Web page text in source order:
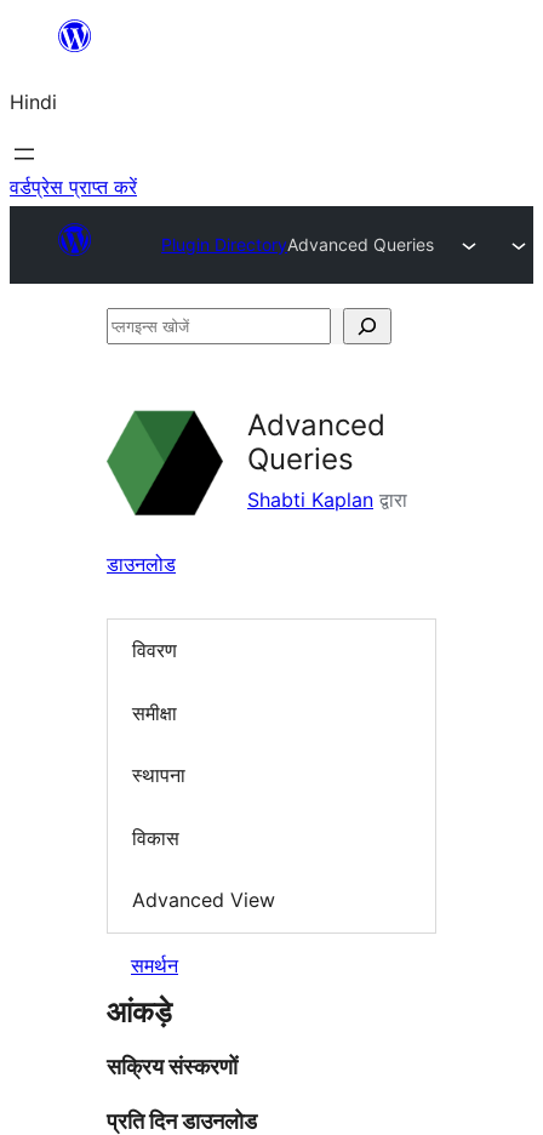
सामग्री
जाएं
Hindi
वर्डप्रेस प्राप्त करें
Plugin DirectoryAdvanced Queries
प्लगइन्स
Advanced
Queries
Shabti Kaplan द्वारा
डाउनलोड
विवरण
समीक्षा
स्थापना
विकास
Advanced View
समर्थन
आंकड़े
सक्रिय संस्करणों
प्रति दिन डाउनलोड